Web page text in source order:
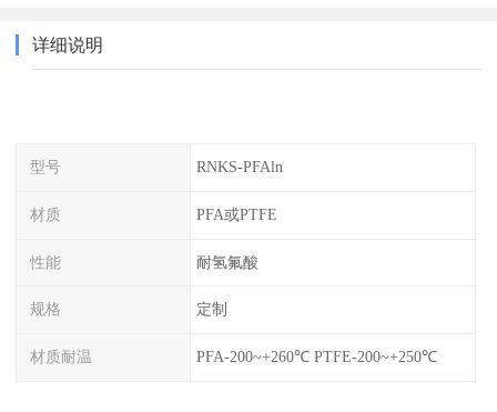
详细说明
型号 RNKS-PFAln
材质 PFA或PTFE
性能 耐氢氟酸
规格 定制
材质耐温 PFA-200~+260℃ PTFE-200~+250℃